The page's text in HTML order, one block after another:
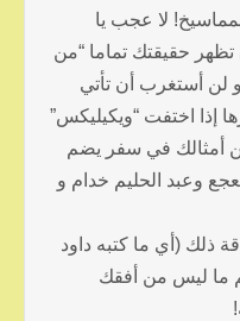
لا عجب يا
حقيقتك تماما “من
و لن أستغرب أن تأتي
إذا اختفت “ويكيليكس”
أمثالك في سفر يضم
وعبد الحليم خدام و
ذلك (أي ما كتبه داود
ما ليس من أفقك